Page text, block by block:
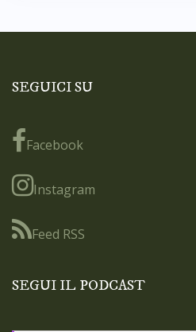
SEGUICI SU
Facebook
Instagram
Feed RSS
SEGUI IL PODCAST